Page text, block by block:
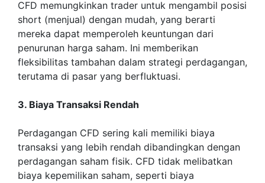
CFD memungkinkan trader untuk mengambil posisi
short (menjual) dengan mudah, yang berarti
mereka dapat memperoleh keuntungan dari
penurunan harga saham. Ini memberikan
fleksibilitas tambahan dalam strategi perdagangan,
terutama di pasar yang berfluktuasi.
3. Biaya Transaksi Rendah
Perdagangan CFD sering kali memiliki biaya
transaksi yang lebih rendah dibandingkan dengan
perdagangan saham fisik. CFD tidak melibatkan
biaya kepemilikan saham, seperti biaya